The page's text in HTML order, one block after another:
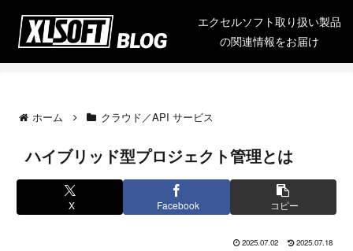
エクセルソフト取り扱い製品
の関連情報をお届け
ホーム クラウド／API サービス
ハイブリッド型プロジェクト管理とは
X Facebook コピー
2025.07.02 2025.07.18